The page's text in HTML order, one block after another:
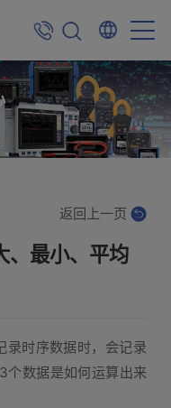
、最小、平均
返回上一页
时序数据时，会记录
个数据是如何运算出来